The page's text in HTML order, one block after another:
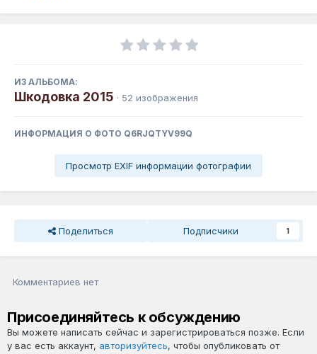
ИЗ АЛЬБОМА:
Шкодовка 2015 · 52 изображения
ИНФОРМАЦИЯ О ФОТО Q6RJQTYV99Q
Просмотр EXIF информации фотографии
Поделиться Подписчики 1
Комментариев нет
Присоединяйтесь к обсуждению
Вы можете написать сейчас и зарегистрироваться позже. Если
у вас есть аккаунт, авторизуйтесь, чтобы опубликовать от